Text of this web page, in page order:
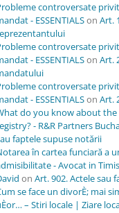
controversate
- ESSENTIALSon Art.
controversate
- ESSENTIALSon Art.
controversate
- ESSENTIALSon Art.
do you know about
- R&R Partners
faptele supuse notării
în cartea funciară a
- Avocat in
on Art. 902. Actele sau
se face un divorÈ; mai
– Stiri locale | Ziare